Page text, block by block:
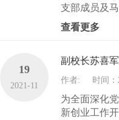
支部成员及
查看更多
19
2021-11
副校长苏喜
作者: 时间：
为全面深化
新创业工作